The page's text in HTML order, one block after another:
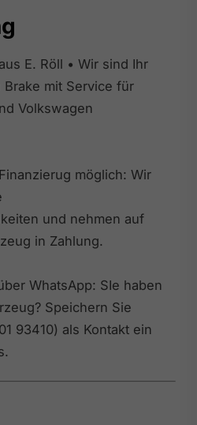
E. Röll • Wir sind Ihr
Brake mit Service für
Volkswagen
möglich: Wir
und nehmen auf
in Zahlung.
WhatsApp: SIe haben
Speichern Sie
93410) als Kontakt ein